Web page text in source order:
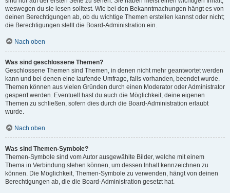
weswegen du sie lesen solltest. Wie bei den Bekanntmachungen hängt es von
deinen Berechtigungen ab, ob du wichtige Themen erstellen kannst oder nicht;
die Berechtigungen stellt die Board-Administration ein.
Nach oben
Was sind geschlossene Themen?
Geschlossene Themen sind Themen, in denen nicht mehr geantwortet werden
kann und bei denen eine laufende Umfrage, falls vorhanden, beendet wurde.
Themen können aus vielen Gründen durch einen Moderator oder Administrator
gesperrt werden. Eventuell hast du auch die Möglichkeit, deine eigenen
Themen zu schließen, sofern dies durch die Board-Administration erlaubt
wurde.
Nach oben
Was sind Themen-Symbole?
Themen-Symbole sind vom Autor ausgewählte Bilder, welche mit einem
Thema in Verbindung stehen können, um dessen Inhalt kennzeichnen zu
können. Die Möglichkeit, Themen-Symbole zu verwenden, hängt von deinen
Berechtigungen ab, die die Board-Administration gesetzt hat.